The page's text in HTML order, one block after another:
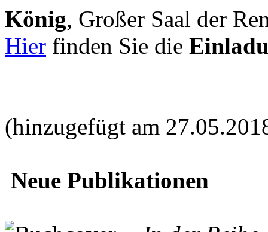
König, Großer Saal der
Hier finden Sie die
(hinzugefügt am
Neue Publikationen